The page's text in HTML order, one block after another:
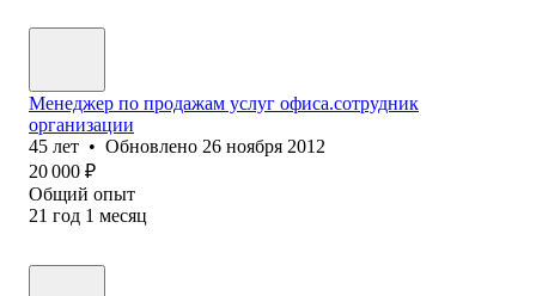
Менеджер по продажам услуг офиса.сотрудник
организации
45 лет • Обновлено 26 ноября 2012
20 000 ₽
Общий опыт
21 год 1 месяц